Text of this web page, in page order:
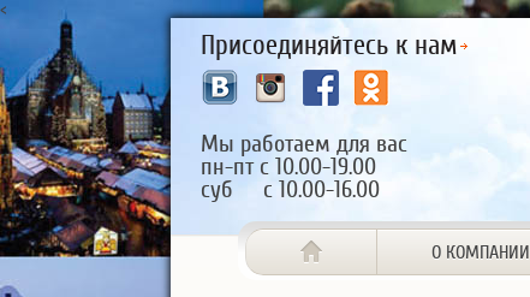
<
Присоединяйтесь к нам
Мы работаем для вас
пн-пт с 10.00-19.00
суб с 10.00-16.00
О КОМПАНИИ